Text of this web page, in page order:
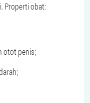
Properti obat:
otot penis;